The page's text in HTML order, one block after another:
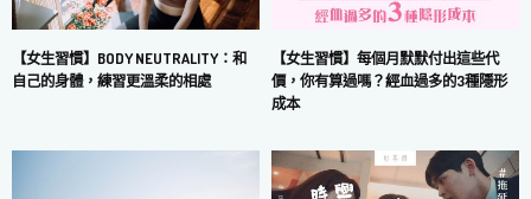
【女生習慣】BODY NEUTRALITY：和
自己的身體，練習更溫柔的相處
【女生習慣】每個月默默付出這些代
價，你有算過嗎？經血過多的3種隱形
成本